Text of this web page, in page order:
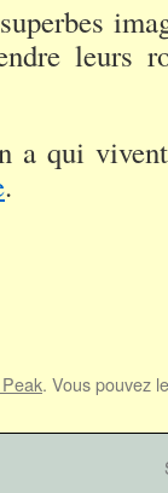
leurs
a qui
.
. Vous pouvez